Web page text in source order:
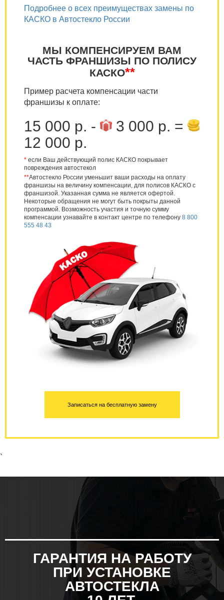
Подробнее о всех преимуществах замены по
КАСКО в Автостекло России
МЫ КОМПЕНСИРУЕМ ВАМ
ЧАСТЬ ФРАНШИЗЫ ПО ПОЛИСУ
КАСКО**
Пример расчета компенсации части
франшизы к оплате:
15 000 р. -
3 000 р. =
12 000 р.
* если Ваш действующий полис КАСКО покрывает
повреждения автостекол
**Автостекло России уменьшит ваши расходы на оплату
франшизы на величину компенсации, для полисов КАСКО с
франшизой. Указанная сумма не является офертой.
Некоторые обращения не могут быть покрыты данной
программой. Возможность участия и точную сумму
компенсации узнавайте в контакт центре по телефону 8 800
555 48 43
Записаться на бесплатную замену
`
ГАРАНТИЯ НА РАБОТУ
ПРИ УСТАНОВКЕ
АВТОСТЕКЛА